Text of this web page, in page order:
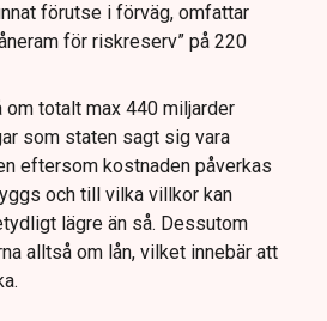
förutse i förväg, omfattar
för riskreserv” på 220
om totalt max 440 miljarder
som staten sagt sig vara
eftersom kostnaden påverkas
och till vilka villkor kan
lägre än så. Dessutom
alltså om lån, vilket innebär att